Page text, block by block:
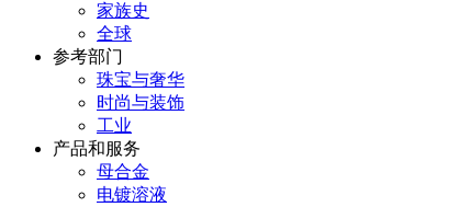
家族史
全球
参考部门
珠宝与奢华
时尚与装饰
工业
产品和服务
母合金
电镀溶液